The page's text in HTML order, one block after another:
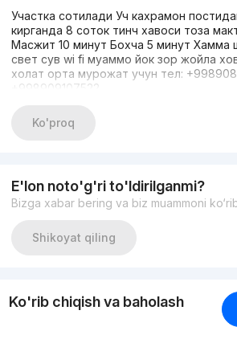
Участка сотилади Уч кахрамон
кирганда 8 соток тинч хавоси тоза
Масжит 10 минут Бохча 5 минут Хамма
свет сув wi fi муаммо йок зор жойла
холат орта мурожат учун тел:
+998909107522
Ko'proq
E'lon noto'g'ri to'ldirilganmi?
Bizga xabar bering va biz muammoni
Shikoyat qiling
Ko'rib chiqish va baholash